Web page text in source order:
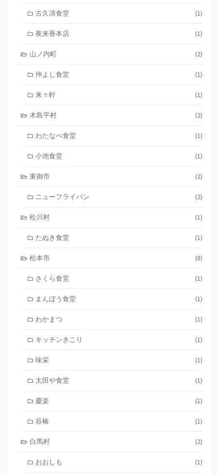
古久清食堂 (1)
夜来香本店 (1)
山ノ内町 (2)
仲よし食堂 (1)
来々軒 (1)
木島平村 (2)
わたなべ食堂 (1)
小池食堂 (1)
東御市 (2)
ニューフライパン (2)
松川村 (1)
たぬき食堂 (1)
松本市 (8)
さくら食堂 (1)
まんぼう食堂 (1)
わかまつ (1)
キッチンきこり (1)
味栄 (1)
太田や食堂 (1)
慶楽 (1)
谷椿 (1)
白馬村 (2)
おおしも (1)